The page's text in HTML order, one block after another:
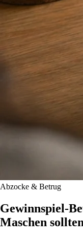
Abzocke & Betrug
Gewinnspiel-
Maschen